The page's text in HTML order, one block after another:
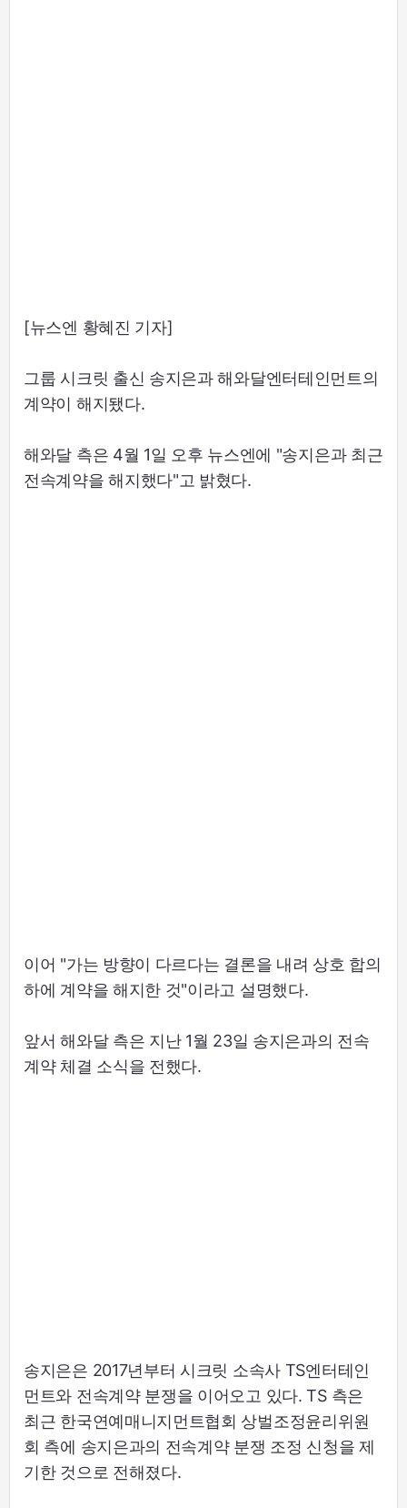
[뉴스엔 황혜진 기자]
그룹 시크릿 출신 송지은과 해와달엔터테인먼트의
계약이 해지됐다.
해와달 측은 4월 1일 오후 뉴스엔에 "송지은과 최근
전속계약을 해지했다"고 밝혔다.
이어 "가는 방향이 다르다는 결론을 내려 상호 합의
하에 계약을 해지한 것"이라고 설명했다.
앞서 해와달 측은 지난 1월 23일 송지은과의 전속
계약 체결 소식을 전했다.
송지은은 2017년부터 시크릿 소속사 TS엔터테인
먼트와 전속계약 분쟁을 이어오고 있다. TS 측은
최근 한국연예매니지먼트협회 상벌조정윤리위원
회 측에 송지은과의 전속계약 분쟁 조정 신청을 제
기한 것으로 전해졌다.